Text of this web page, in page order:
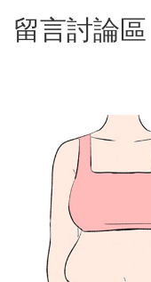
留言討論區